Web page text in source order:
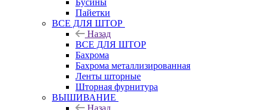
Бусины
Пайетки
ВСЕ ДЛЯ ШТОР
Назад
ВСЕ ДЛЯ ШТОР
Бахрома
Бахрома металлизированная
Ленты шторные
Шторная фурнитура
ВЫШИВАНИЕ
Назад